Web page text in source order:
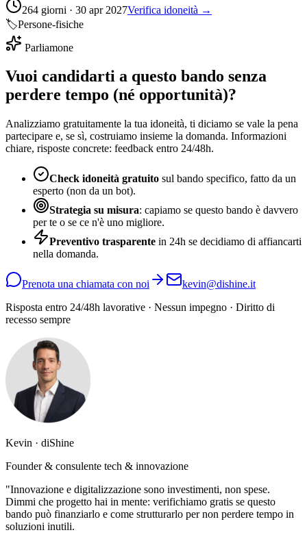
264 giorni · 30 apr 2027Verifica idoneità →
🏷️Persone-fisiche
Parliamone
Vuoi candidarti a questo bando senza
perdere tempo (né opportunità)?
Analizziamo gratuitamente la tua idoneità, ti diciamo se vale la pena
partecipare e, se sì, costruiamo insieme la domanda. Informazioni
chiare, risposte concrete: feedback entro 24/48h.
Check idoneità gratuito sul bando specifico, fatto da un
esperto (non da un bot).
Strategia su misura: capiamo se questo bando è davvero
per te o se ce n'è uno migliore.
Preventivo trasparente in 24h se decidiamo di affiancarti
nella domanda.
Prenota una chiamata con noi
kevin@dishine.it
Risposta entro 24/48h lavorative · Nessun impegno · Diritto di
recesso sempre
Kevin · diShine
Founder & consulente tech & innovazione
"Innovazione e digitalizzazione sono investimenti, non spese.
Dimmi che progetto hai in mente: verifichiamo gratis se questo
bando può finanziarlo e come strutturarlo per non perdere tempo in
soluzioni inutili.